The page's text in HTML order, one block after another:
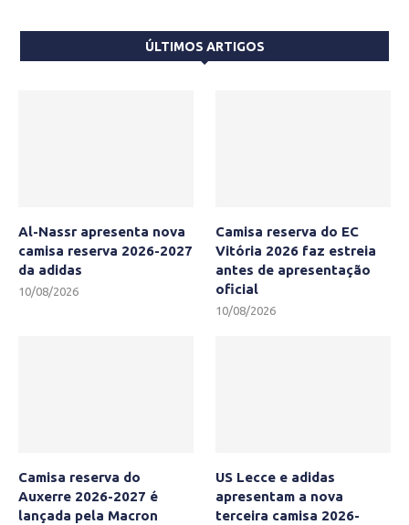
ÚLTIMOS ARTIGOS
Al-Nassr apresenta nova
camisa reserva 2026-2027
da adidas
10/08/2026
Camisa reserva do EC
Vitória 2026 faz estreia
antes de apresentação
oficial
10/08/2026
Camisa reserva do
Auxerre 2026-2027 é
lançada pela Macron
US Lecce e adidas
apresentam a nova
terceira camisa 2026-